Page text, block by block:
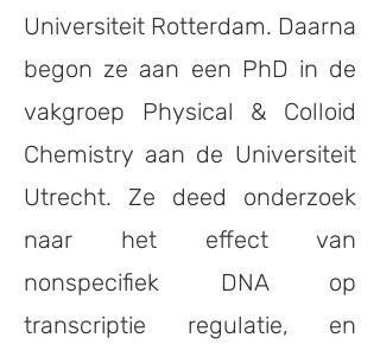
Universiteit Rotterdam. Daarna
begon ze aan een PhD in de
vakgroep Physical & Colloid
Chemistry aan de Universiteit
Utrecht. Ze deed onderzoek
naar het effect van
nonspecifiek DNA op
transcriptie regulatie, en